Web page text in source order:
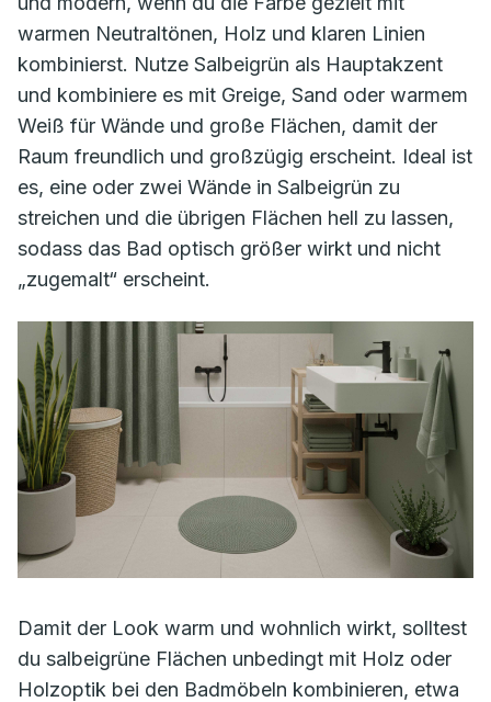
warmen Neutraltönen, Holz und klaren Linien
kombinierst. Nutze Salbeigrün als Hauptakzent
und kombiniere es mit Greige, Sand oder warmem
Weiß für Wände und große Flächen, damit der
Raum freundlich und großzügig erscheint. Ideal ist
es, eine oder zwei Wände in Salbeigrün zu
streichen und die übrigen Flächen hell zu lassen,
sodass das Bad optisch größer wirkt und nicht
„zugemalt“ erscheint.
Damit der Look warm und wohnlich wirkt, solltest
du salbeigrüne Flächen unbedingt mit Holz oder
Holzoptik bei den Badmöbeln kombinieren, etwa